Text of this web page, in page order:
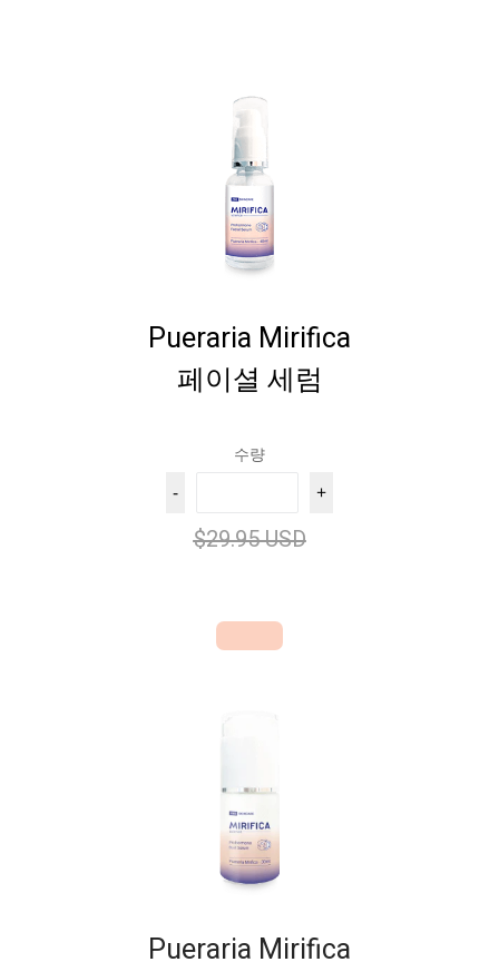
Pueraria Mirifica
페이셜 세럼
수량
- +
$29.95 USD
Pueraria Mirifica